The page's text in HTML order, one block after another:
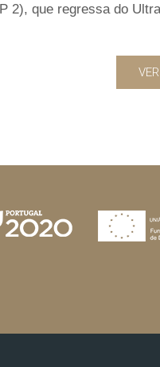
2), que regressa do